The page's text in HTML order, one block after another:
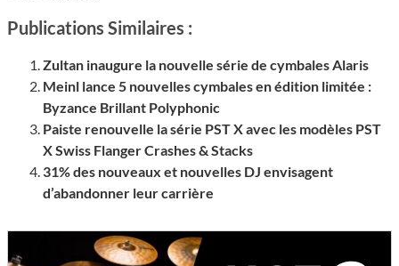
Publications Similaires :
Zultan inaugure la nouvelle série de cymbales Alaris
Meinl lance 5 nouvelles cymbales en édition limitée :
Byzance Brillant Polyphonic
Paiste renouvelle la série PST X avec les modèles PST
X Swiss Flanger Crashes & Stacks
31% des nouveaux et nouvelles DJ envisagent
d’abandonner leur carrière